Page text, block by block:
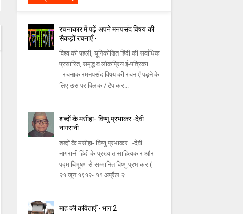
रचनाकार में पढ़ें अपने मनपसंद विषय की
सैकड़ों रचनाएँ -
विश्व की पहली, यूनिकोडित हिंदी की सर्वाधिक
प्रसारित, समृद्ध व लोकप्रिय ई-पत्रिका
- रचनाकारमनपसंद विषय की रचनाएँ पढ़ने के
लिए उस पर क्लिक / टैप कर...
शब्दों के मसीहा- विष्णु प्रभाकर -देवी
नागरानी
शब्दों के मसीहा- विष्णु प्रभाकर -देवी
नागरानी हिंदी के प्रख्यात साहित्यकार और
पद्म विभूषण से सम्मानित विष्णु प्रभाकर (
२१ जून १९१२- ११ अप्रैल २...
माह की कविताएँ - भाग 2